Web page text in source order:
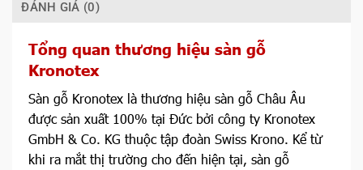
ĐÁNH GIÁ (0)
Tổng quan thương hiệu sàn gỗ
Kronotex
Sàn gỗ Kronotex là thương hiệu sàn gỗ Châu Âu
được sản xuất 100% tại Đức bởi công ty Kronotex
GmbH & Co. KG thuộc tập đoàn Swiss Krono. Kể từ
khi ra mắt thị trường cho đến hiện tại, sàn gỗ